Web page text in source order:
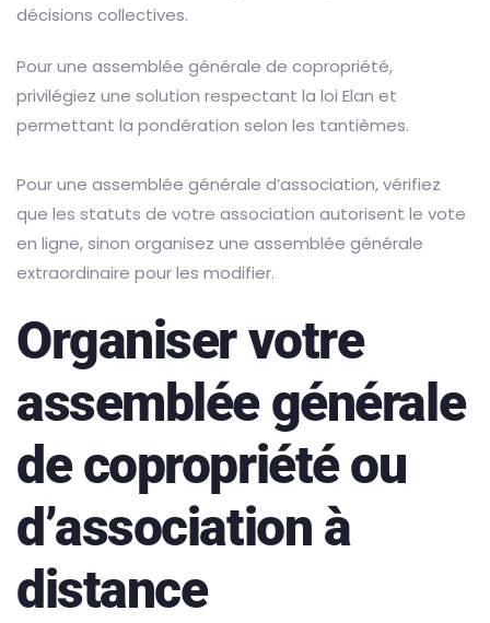
décisions collectives.
Pour une assemblée générale de copropriété,
privilégiez une solution respectant la loi Elan et
permettant la pondération selon les tantièmes.
Pour une assemblée générale d’association, vérifiez
que les statuts de votre association autorisent le vote
en ligne, sinon organisez une assemblée générale
extraordinaire pour les modifier.
Organiser votre
assemblée générale
de copropriété ou
d’association à
distance